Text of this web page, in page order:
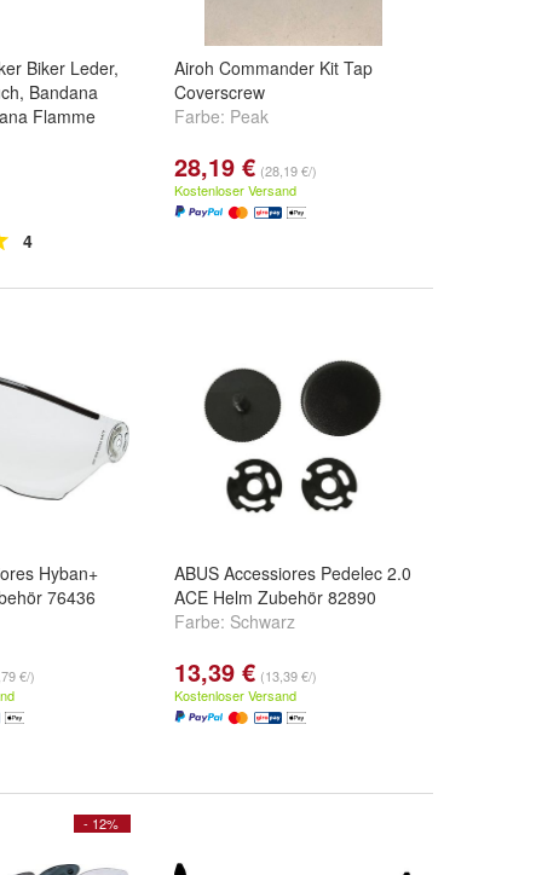
Biker Leder,
Bandana
Flamme
4
Airoh Commander Kit Tap
Coverscrew
Farbe: Peak
28,19 € (28,19 €/)
Kostenloser Versand
Hyban+
76436
€/)
ABUS Accessiores Pedelec 2.0
ACE Helm Zubehör 82890
Farbe: Schwarz
13,39 € (13,39 €/)
Kostenloser Versand
- 12%